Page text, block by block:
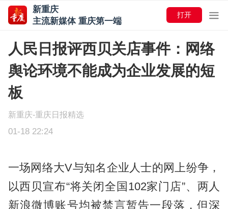
新重庆
主流新媒体 重庆第一端
打开
人民日报评西贝关店事件：网络
舆论环境不能成为企业发展的短
板
新重庆-重庆日报精选
01-18 22:24
一场网络大V与知名企业人士的网上纷争，
以西贝宣布“将关闭全国102家门店”、两人
新浪微博账号均被禁言暂告一段落，但深